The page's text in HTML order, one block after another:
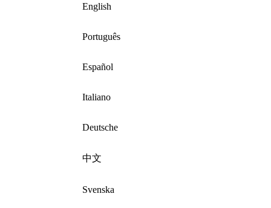
English
Português
Español
Italiano
Deutsche
中文
Svenska